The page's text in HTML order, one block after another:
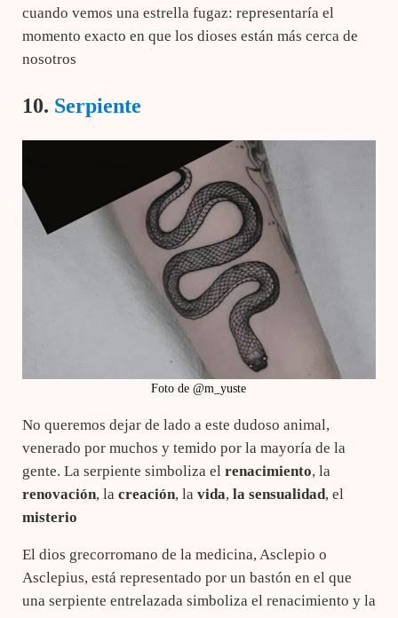
cuando vemos una estrella fugaz: representaría el
momento exacto en que los dioses están más cerca de
nosotros
10. Serpiente
Foto de @m_yuste
No queremos dejar de lado a este dudoso animal,
venerado por muchos y temido por la mayoría de la
gente. La serpiente simboliza el renacimiento, la
renovación, la creación, la vida, la sensualidad, el
misterio
El dios grecorromano de la medicina, Asclepio o
Asclepius, está representado por un bastón en el que
una serpiente entrelazada simboliza el renacimiento y la